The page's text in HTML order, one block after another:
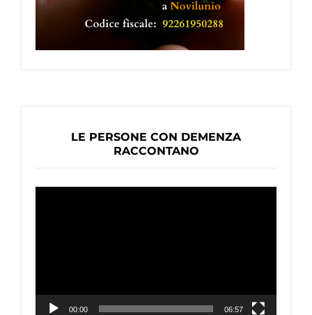
LE PERSONE CON DEMENZA
RACCONTANO
00:00 06:57